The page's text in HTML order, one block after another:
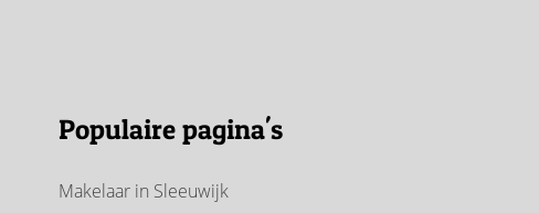
Populaire pagina's
Makelaar in Sleeuwijk